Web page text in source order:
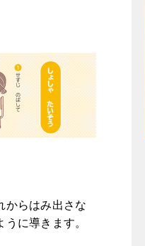
からはみ出さな
に導きます。